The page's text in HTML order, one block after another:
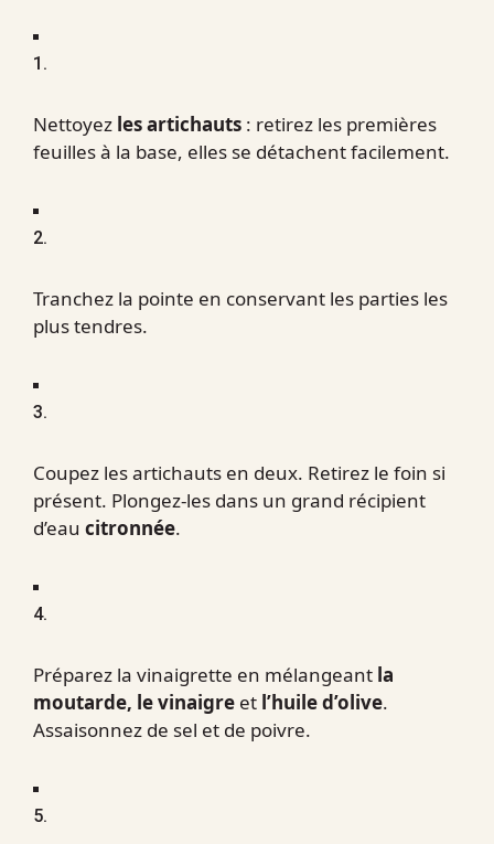
1.
Nettoyez les artichauts : retirez les premières
feuilles à la base, elles se détachent facilement.
2.
Tranchez la pointe en conservant les parties les
plus tendres.
3.
Coupez les artichauts en deux. Retirez le foin si
présent. Plongez-les dans un grand récipient
d’eau citronnée.
4.
Préparez la vinaigrette en mélangeant la
moutarde, le vinaigre et l’huile d’olive.
Assaisonnez de sel et de poivre.
5.